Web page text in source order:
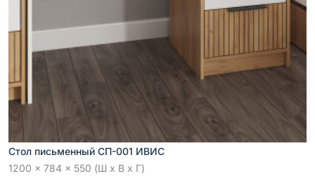
Стол письменный СП-001 ИВИС
1200 x 784 x 550 (Ш x В x Г)